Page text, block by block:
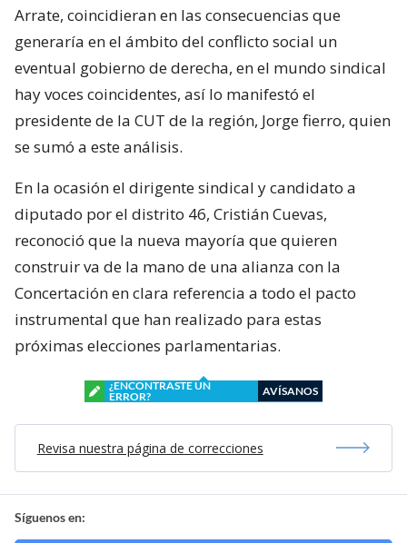
Arrate, coincidieran en las consecuencias que
generaría en el ámbito del conflicto social un
eventual gobierno de derecha, en el mundo sindical
hay voces coincidentes, así lo manifestó el
presidente de la CUT de la región, Jorge fierro, quien
se sumó a este análisis.
En la ocasión el dirigente sindical y candidato a
diputado por el distrito 46, Cristián Cuevas,
reconoció que la nueva mayoría que quieren
construir va de la mano de una alianza con la
Concertación en clara referencia a todo el pacto
instrumental que han realizado para estas
próximas elecciones parlamentarias.
¿ENCONTRASTE UN
ERROR?
AVÍSANOS
Revisa nuestra página de correcciones
Síguenos en: